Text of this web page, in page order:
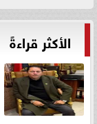
الأكثر قراءةً